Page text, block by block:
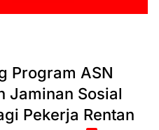
Program ASN
Jaminan Sosial
Pekerja Rentan